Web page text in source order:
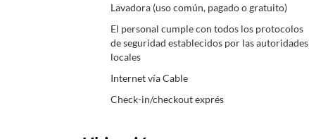
Lavadora (uso común, pagado o gratuito)
El personal cumple con todos los protocolos
de seguridad establecidos por las autoridades
locales
Internet vía Cable
Check-in/checkout exprés